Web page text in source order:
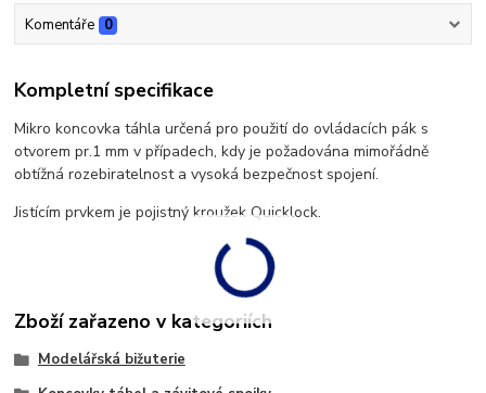
Komentáře 0
Kompletní specifikace
Mikro koncovka táhla určená pro použití do ovládacích pák s
otvorem pr.1 mm v případech, kdy je požadována mimořádně
obtížná rozebiratelnost a vysoká bezpečnost spojení.
Jistícím prvkem je pojistný kroužek Quicklock.
Zboží zařazeno v kategoriích
Modelářská bižuterie